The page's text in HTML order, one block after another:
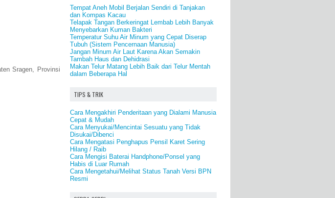
Sragen, Provinsi
Tempat Aneh Mobil Berjalan Sendiri di Tanjakan
dan Kompas Kacau
Telapak Tangan Berkeringat Lembab Lebih Banyak
Menyebarkan Kuman Bakteri
Temperatur Suhu Air Minum yang Cepat Diserap
Tubuh (Sistem Pencernaan Manusia)
Jangan Minum Air Laut Karena Akan Semakin
Tambah Haus dan Dehidrasi
Makan Telur Matang Lebih Baik dari Telur Mentah
dalam Beberapa Hal
TIPS & TRIK
Cara Mengakhiri Penderitaan yang Dialami Manusia
Cepat & Mudah
Cara Menyukai/Mencintai Sesuatu yang Tidak
Disukai/Dibenci
Cara Mengatasi Penghapus Pensil Karet Sering
Hilang / Raib
Cara Mengisi Baterai Handphone/Ponsel yang
Habis di Luar Rumah
Cara Mengetahui/Melihat Status Tanah Versi BPN
Resmi